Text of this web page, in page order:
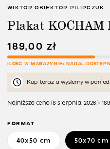
WIKTOR OBIEKTOR PILIPCZUK
Plakat KOCHAM
189,00 zł
ILOŚĆ W MAGAZYNIE: NADAL
Kup teraz a wyślemy w
Najniższa cena (8 sierpnia, 2026 ):
FORMAT
40x50 cm 50x70 cm